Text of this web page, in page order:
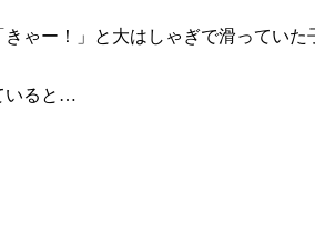
ゃー！」と大はしゃぎで滑っていた
いると…